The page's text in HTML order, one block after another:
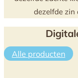
dezelfde zin
Alle producten